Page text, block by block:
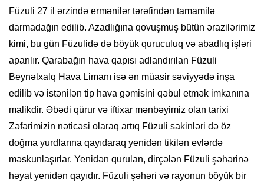
Füzuli 27 il ərzində ermənilər tərəfindən tamamilə
darmadağın edilib. Azadlığına qovuşmuş bütün ərazilərimiz
kimi, bu gün Füzulidə də böyük quruculuq və abadlıq işləri
aparılır. Qarabağın hava qapısı adlandırılan Füzuli
Beynəlxalq Hava Limanı isə ən müasir səviyyədə inşa
edilib və istənilən tip hava gəmisini qəbul etmək imkanına
malikdir. Əbədi qürur və iftixar mənbəyimiz olan tarixi
Zəfərimizin nəticəsi olaraq artıq Füzuli sakinləri də öz
doğma yurdlarına qayıdaraq yenidən tikilən evlərdə
məskunlaşırlar. Yenidən qurulan, dirçələn Füzuli şəhərinə
həyat yenidən qayıdır. Füzuli şəhəri və rayonun böyük bir